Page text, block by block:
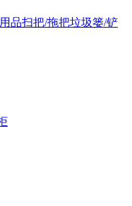
品扫把/拖把垃圾篓/铲